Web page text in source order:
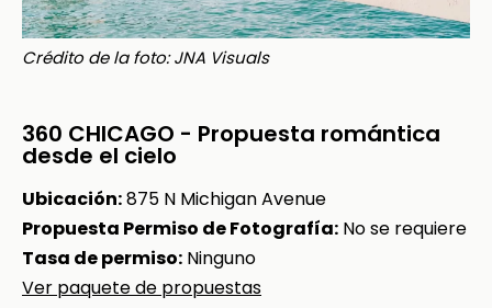
Crédito de la foto: JNA Visuals
360 CHICAGO - Propuesta romántica
desde el cielo
Ubicación:875 N Michigan Avenue
Propuesta Permiso de Fotografía: No se requiere
Tasa de permiso: Ninguno
Ver paquete de propuestas